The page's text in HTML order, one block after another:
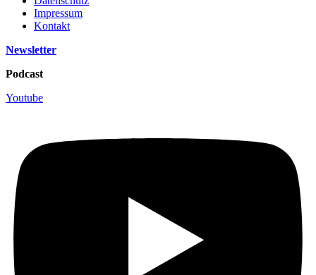
Impressum
Kontakt
Newsletter
Podcast
Youtube